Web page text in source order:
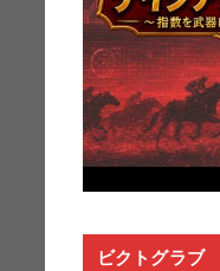
ビクトグラブ